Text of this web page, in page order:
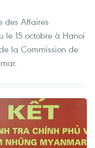
des Affaires
le 15 octobre à Hanoi
la Commission de